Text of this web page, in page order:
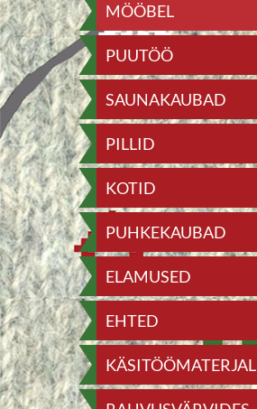
MÖÖBEL
PUUTÖÖ
SAUNAKAUBAD
PILLID
KOTID
PUHKEKAUBAD
ELAMUSED
EHTED
KÄSITÖÖMATERJAL